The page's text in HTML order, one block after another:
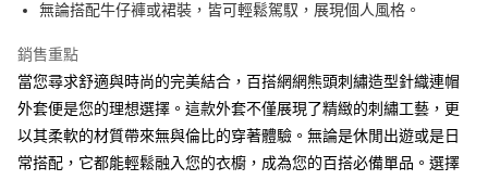
付款後全家取貨
每筆NT$60，滿NT$1,000(含以上)免運費
付款後7-11取貨
每筆NT$60，滿NT$1,000(含以上)免運費
無論搭配牛仔褲或裙裝，皆可輕鬆駕馭，展現個人風格。
銷售重點
當您尋求舒適與時尚的完美結合，百搭網網熊頭刺繡造型針織連帽
外套便是您的理想選擇。這款外套不僅展現了精緻的刺繡工藝，更
以其柔軟的材質帶來無與倫比的穿著體驗。無論是休閒出遊或是日
常搭配，它都能輕鬆融入您的衣櫥，成為您的百搭必備單品。選擇